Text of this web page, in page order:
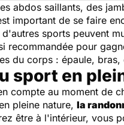
abdos saillants, des
important de se faire
sports peuvent
recommandée pour
du corps : épaule,
sport en
compte au moment de
pleine nature, la
être à l'intérieur, vous